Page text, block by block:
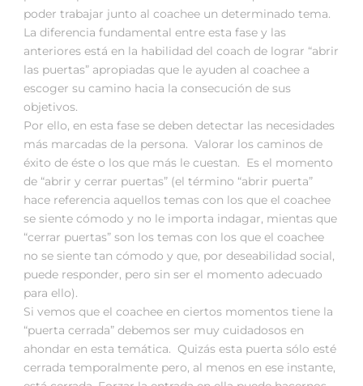
poder trabajar junto al coachee un determinado tema.
La diferencia fundamental entre esta fase y las
anteriores está en la habilidad del coach de lograr “abrir
las puertas” apropiadas que le ayuden al coachee a
escoger su camino hacia la consecución de sus
objetivos.
Por ello, en esta fase se deben detectar las necesidades
más marcadas de la persona. Valorar los caminos de
éxito de éste o los que más le cuestan. Es el momento
de “abrir y cerrar puertas” (el término “abrir puerta”
hace referencia aquellos temas con los que el coachee
se siente cómodo y no le importa indagar, mientas que
“cerrar puertas” son los temas con los que el coachee
no se siente tan cómodo y que, por deseabilidad social,
puede responder, pero sin ser el momento adecuado
para ello).
Si vemos que el coachee en ciertos momentos tiene la
“puerta cerrada” debemos ser muy cuidadosos en
ahondar en esta temática. Quizás esta puerta sólo esté
cerrada temporalmente pero, al menos en ese instante,